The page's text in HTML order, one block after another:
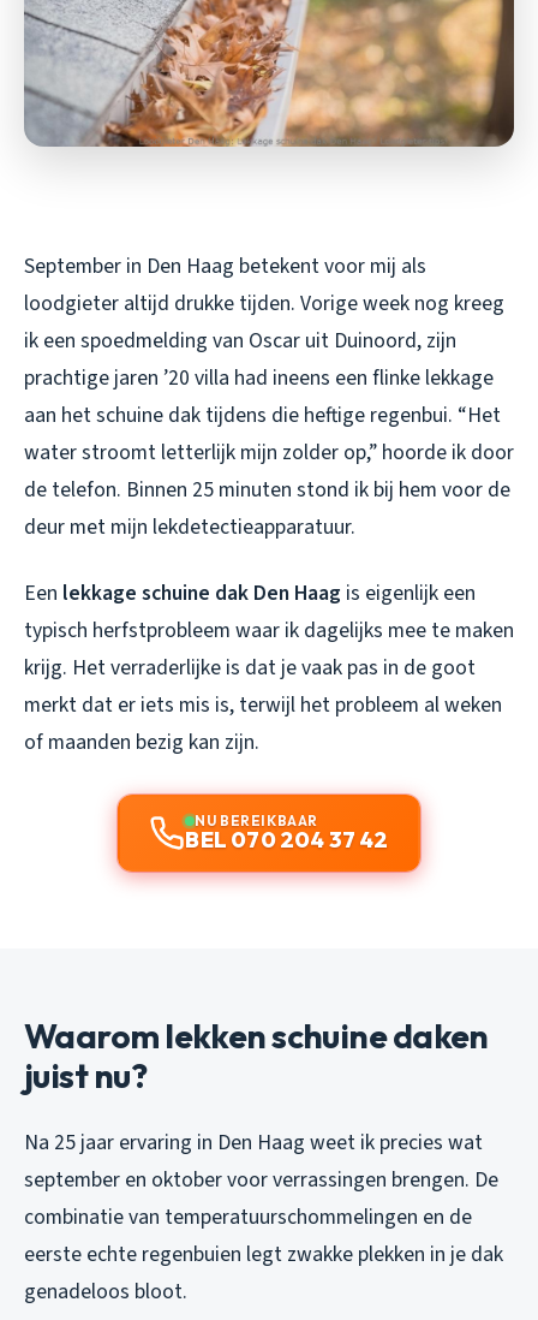
September in Den Haag betekent voor mij als
loodgieter altijd drukke tijden. Vorige week nog kreeg
ik een spoedmelding van Oscar uit Duinoord, zijn
prachtige jaren ’20 villa had ineens een flinke lekkage
aan het schuine dak tijdens die heftige regenbui. “Het
water stroomt letterlijk mijn zolder op,” hoorde ik door
de telefon. Binnen 25 minuten stond ik bij hem voor de
deur met mijn lekdetectieapparatuur.
Een lekkage schuine dak Den Haag is eigenlijk een
typisch herfstprobleem waar ik dagelijks mee te maken
krijg. Het verraderlijke is dat je vaak pas in de goot
merkt dat er iets mis is, terwijl het probleem al weken
of maanden bezig kan zijn.
NU BEREIKBAAR
BEL 070 204 37 42
Waarom lekken schuine daken
juist nu?
Na 25 jaar ervaring in Den Haag weet ik precies wat
september en oktober voor verrassingen brengen. De
combinatie van temperatuurschommelingen en de
eerste echte regenbuien legt zwakke plekken in je dak
genadeloos bloot.